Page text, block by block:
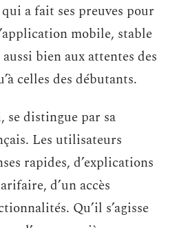
a fait ses preuves pour
mobile, stable
bien aux attentes des
celles des débutants.
se distingue par sa
Les utilisateurs
rapides, d’explications
d’un accès
Qu’il s’agisse